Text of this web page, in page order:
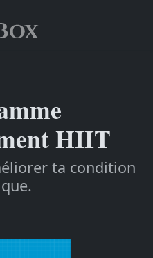
HIIT
ta condition